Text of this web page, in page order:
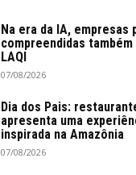
Na era da IA, empresas
compreendidas
LAQI
07/08/2026
Dia dos Pais:
apresenta uma
inspirada na Amazônia
07/08/2026